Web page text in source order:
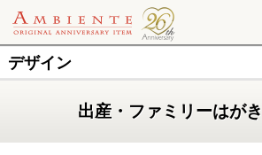
デザイン
出産・ファミリーはが